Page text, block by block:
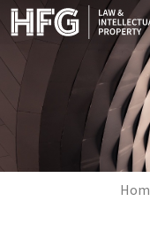
Skip to main content